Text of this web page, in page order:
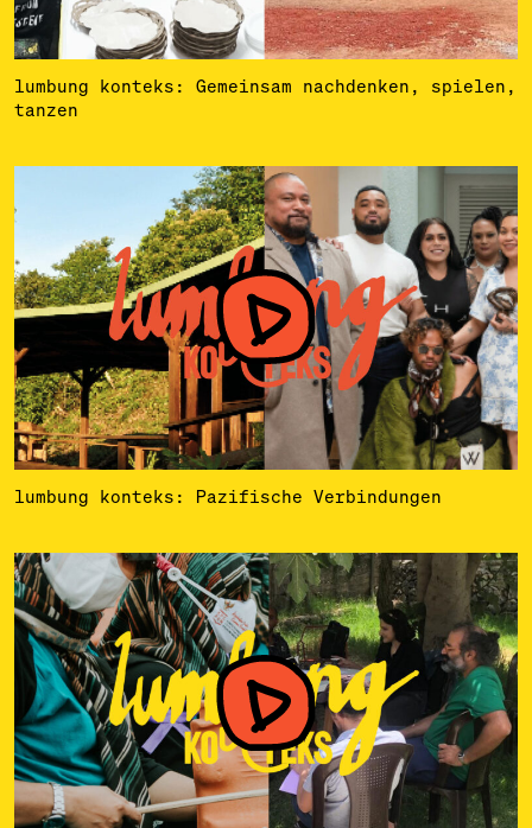
lumbung konteks: Gemeinsam nachdenken, spielen,
tanzen
lumbung konteks: Pazifische Verbindungen